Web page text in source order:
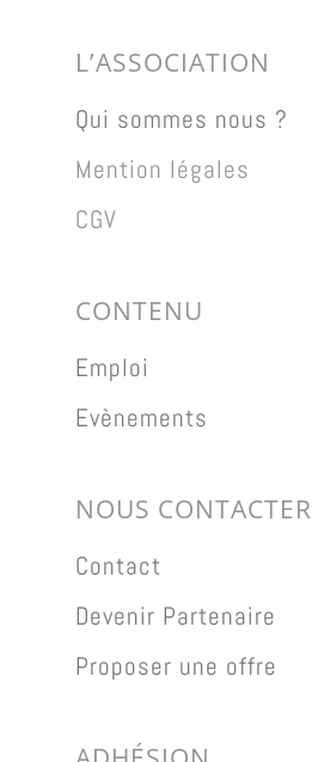
L’ASSOCIATION
Qui sommes nous ?
Mention légales
CGV
CONTENU
Emploi
Evènements
NOUS CONTACTER
Contact
Devenir Partenaire
Proposer une offre